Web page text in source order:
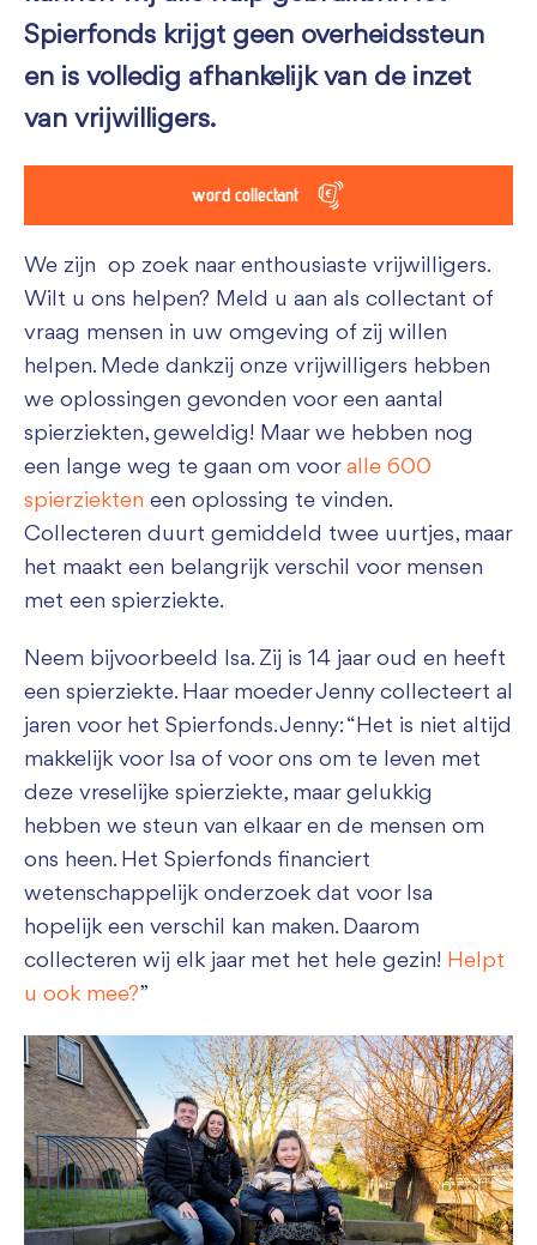
Spierfonds krijgt geen overheidssteun
en is volledig afhankelijk van de inzet
van vrijwilligers.
word collectant
We zijn op zoek naar enthousiaste vrijwilligers.
Wilt u ons helpen? Meld u aan als collectant of
vraag mensen in uw omgeving of zij willen
helpen. Mede dankzij onze vrijwilligers hebben
we oplossingen gevonden voor een aantal
spierziekten, geweldig! Maar we hebben nog
een lange weg te gaan om voor alle 600
spierziekten een oplossing te vinden.
Collecteren duurt gemiddeld twee uurtjes, maar
het maakt een belangrijk verschil voor mensen
met een spierziekte.
Neem bijvoorbeeld Isa. Zij is 14 jaar oud en heeft
een spierziekte. Haar moeder Jenny collecteert al
jaren voor het Spierfonds. Jenny: “Het is niet altijd
makkelijk voor Isa of voor ons om te leven met
deze vreselijke spierziekte, maar gelukkig
hebben we steun van elkaar en de mensen om
ons heen. Het Spierfonds financiert
wetenschappelijk onderzoek dat voor Isa
hopelijk een verschil kan maken. Daarom
collecteren wij elk jaar met het hele gezin! Helpt
u ook mee?”